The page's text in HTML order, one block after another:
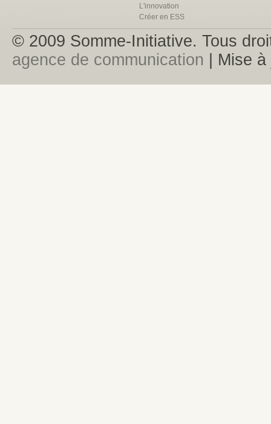
L'innovation
Créer en ESS
© 2009 Somme-Initiative. Tous
agence de communication | Mise